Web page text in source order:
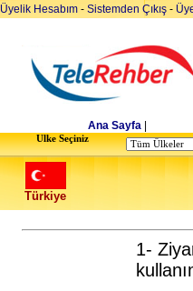
Üyelik Hesabım - Sistemden Çıkış -
Ana Sayfa
Ulke Seçiniz
Türkiye
1-